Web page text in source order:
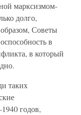
марксизмом-
долго,
Советы
в
в который
таких
годов,